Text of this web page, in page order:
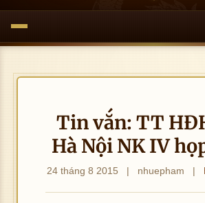
Tin vắn: TT
Hà Nội NK IV
24 tháng 8 2015 | nhuepham |